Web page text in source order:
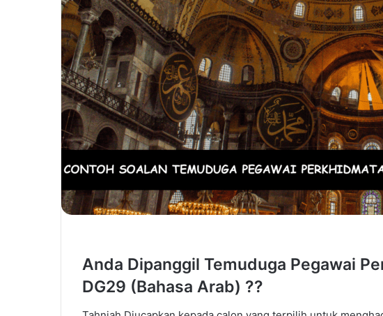
Anda Dipanggil Temuduga Pegawai
DG29 (Bahasa Arab) ??